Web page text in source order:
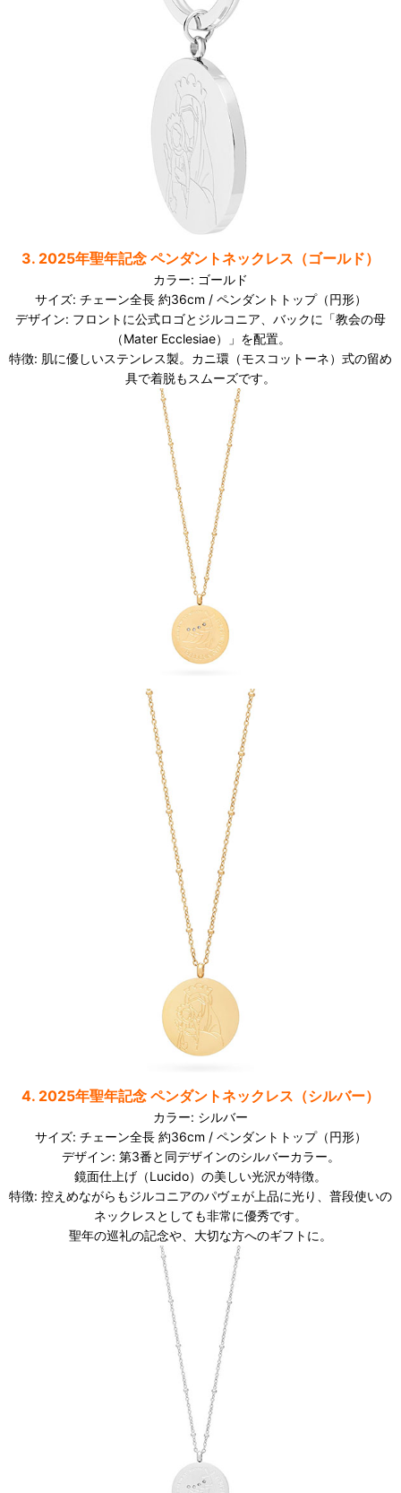
3. 2025年聖年記念 ペンダントネックレス（ゴールド）
カラー: ゴールド
サイズ: チェーン全長 約36cm / ペンダントトップ（円形）
デザイン: フロントに公式ロゴとジルコニア、バックに「教会の母
（Mater Ecclesiae）」を配置。
特徴: 肌に優しいステンレス製。カニ環（モスコットーネ）式の留め
具で着脱もスムーズです。
4. 2025年聖年記念 ペンダントネックレス（シルバー）
カラー: シルバー
サイズ: チェーン全長 約36cm / ペンダントトップ（円形）
デザイン: 第3番と同デザインのシルバーカラー。
鏡面仕上げ（Lucido）の美しい光沢が特徴。
特徴: 控えめながらもジルコニアのパヴェが上品に光り、普段使いの
ネックレスとしても非常に優秀です。
聖年の巡礼の記念や、大切な方へのギフトに。